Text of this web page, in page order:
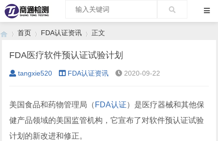
›
首页
›
FDA认证资讯
›
正文
FDA医疗软件预认证试验计划
tangxie520 FDA认证资讯 2020-09-22
美国食品和药物管理局（ FDA认证）是医疗器械和其他保
健产品领域的美国监管机构，它宣布了对软件预认证试验
计划的新改进和修正。